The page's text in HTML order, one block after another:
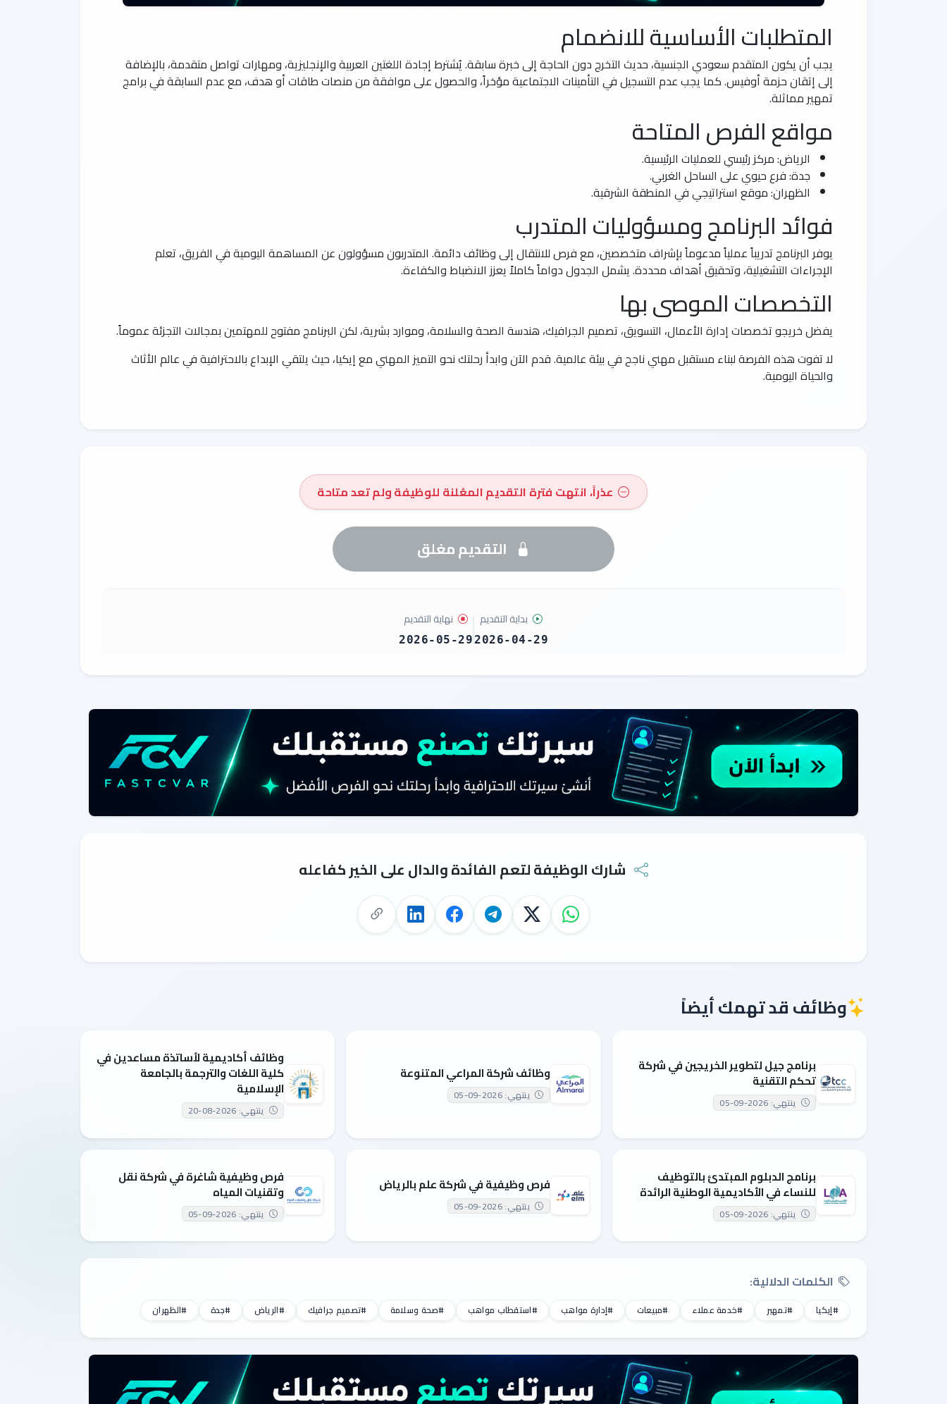
المتطلبات الأساسية للانضمام
يجب أن يكون المتقدم سعودي الجنسية، حديث التخرج دون الحاجة إلى خبرة سابقة. يُشترط إجادة اللغتين العربية والإنجليزية، ومهارات تواصل متقدمة، بالإضافة
إلى إتقان حزمة أوفيس. كما يجب عدم التسجيل في التأمينات الاجتماعية مؤخراً، والحصول على موافقة من منصات طاقات أو هدف، مع عدم السابقة في برامج
تمهير مماثلة.
مواقع الفرص المتاحة
الرياض: مركز رئيسي للعمليات الرئيسية.
جدة: فرع حيوي على الساحل الغربي.
الظهران: موقع استراتيجي في المنطقة الشرقية.
فوائد البرنامج ومسؤوليات المتدرب
يوفر البرنامج تدريباً عملياً مدعوماً بإشراف متخصصين، مع فرص للانتقال إلى وظائف دائمة. المتدربون مسؤولون عن المساهمة اليومية في الفريق، تعلم
الإجراءات التشغيلية، وتحقيق أهداف محددة. يشمل الجدول دواماً كاملاً يعزز الانضباط والكفاءة.
التخصصات الموصى بها
يفضل خريجو تخصصات إدارة الأعمال، التسويق، تصميم الجرافيك، هندسة الصحة والسلامة، وموارد بشرية، لكن البرنامج مفتوح للمهتمين بمجالات التجزئة عموماً.
لا تفوت هذه الفرصة لبناء مستقبل مهني ناجح في بيئة عالمية. قدم الآن وابدأ رحلتك نحو التميز المهني مع إيكيا، حيث يلتقي الإبداع بالاحترافية في عالم الأثاث
والحياة اليومية.
عذراً، انتهت فترة التقديم المعُلنة للوظيفة ولم تعد متاحة
التقديم مغلق
بداية التقديم
2026-04-29
نهاية التقديم
2026-05-29
شارك الوظيفة لتعم الفائدة والدال على الخير كفاعله
وظائف قد تهمك أيضاً
برنامج جيل لتطوير الخريجين في شركة
تحكم التقنية
ينتهي: 2026-09-05
وظائف شركة المراعي المتنوعة
ينتهي: 2026-09-05
وظائف أكاديمية لأساتذة مساعدين في
كلية اللغات والترجمة بالجامعة
الإسلامية
ينتهي: 2026-08-20
برنامج الدبلوم المبتدئ بالتوظيف
للنساء في الأكاديمية الوطنية الرائدة
ينتهي: 2026-09-05
فرص وظيفية في شركة علم بالرياض
ينتهي: 2026-09-05
فرص وظيفية شاغرة في شركة نقل
وتقنيات المياه
ينتهي: 2026-09-05
الكلمات الدلالية:
#إيكيا #تمهير #خدمة عملاء #مبيعات #إدارة مواهب #استقطاب مواهب #صحة وسلامة #تصميم جرافيك #الرياض #جدة #الظهران